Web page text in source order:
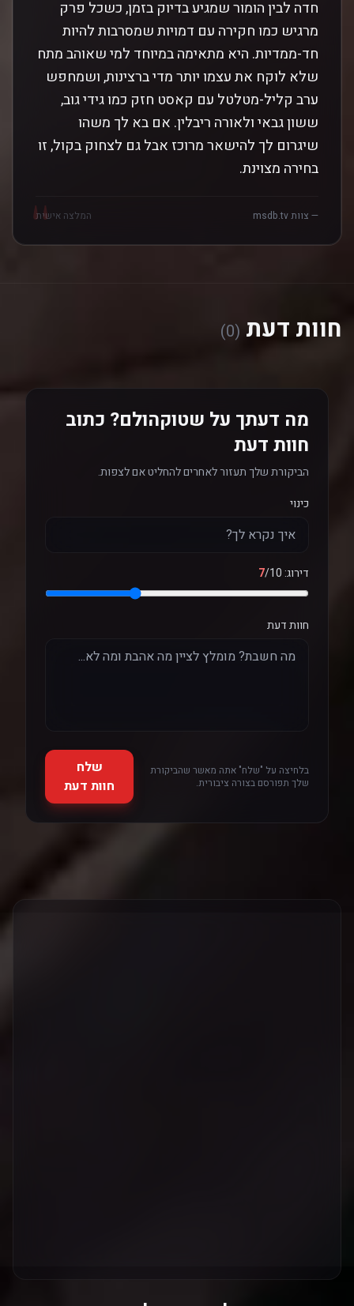
"
חדה לבין הומור שמגיע בדיוק בזמן, כשכל פרק
מרגיש כמו חקירה עם דמויות שמסרבות להיות
חד-ממדיות. היא מתאימה במיוחד למי שאוהב מתח
שלא לוקח את עצמו יותר מדי ברצינות, ושמחפש
ערב קליל-מטלטל עם קאסט חזק כמו גידי גוב,
ששון גבאי ולאורה ריבלין. אם בא לך משהו
שיגרום לך להישאר מרוכז אבל גם לצחוק בקול, זו
בחירה מצוינת.
— צוות msdb.tv המלצה אישית
חוות דעת (0)
מה דעתך על שטוקהולם? כתוב
חוות דעת
הביקורת שלך תעזור לאחרים להחליט אם לצפות.
כינוי
דירוג: 7/10
חוות דעת
בלחיצה על "שלח" אתה מאשר שהביקורת
שלך תפורסם בצורה ציבורית.
שלח
חוות דעת